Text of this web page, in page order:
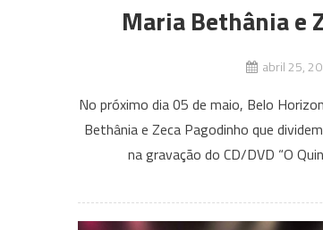
Maria Bethânia e
abril 25,
No próximo dia 05 de maio, Belo
Bethânia e Zeca Pagodinho que
na gravação do CD/DVD “O